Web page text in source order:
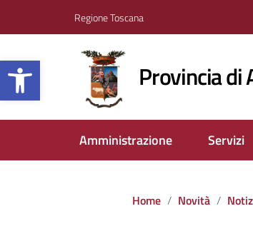
Apri la barra degli
Regione Toscana
Provincia di
Amministrazione Servizi
Home Novità